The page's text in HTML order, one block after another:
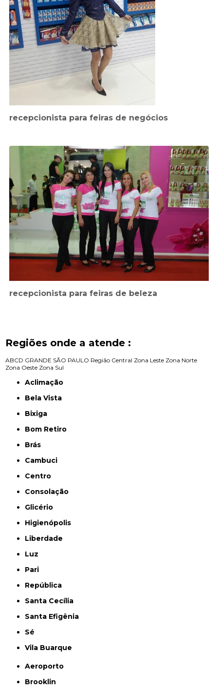
recepcionista para feiras de negócios
recepcionista para feiras de beleza
Regiões onde a atende :
ABCD GRANDE SÃO PAULO Região Central Zona Leste Zona Norte
Zona Oeste Zona Sul
Aclimação
Bela Vista
Bixiga
Bom Retiro
Brás
Cambuci
Centro
Consolação
Glicério
Higienópolis
Liberdade
Luz
Pari
República
Santa Cecília
Santa Efigênia
Sé
Vila Buarque
Aeroporto
Brooklin